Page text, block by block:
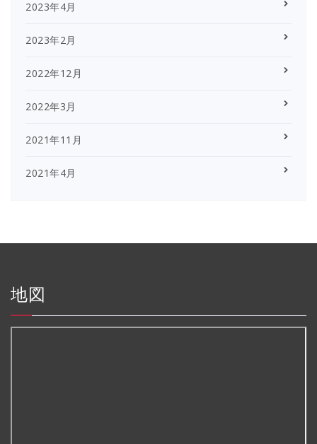
2023年4月
2023年2月
2022年12月
2022年3月
2021年11月
2021年4月
地図